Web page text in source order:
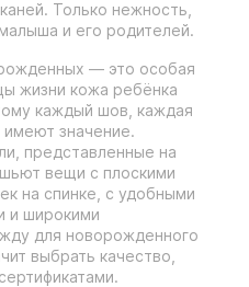
Только нежность,
и его родителей.
— это особая
жизни кожа ребёнка
каждый шов, каждая
имеют значение.
представленные на
вещи с плоскими
на спинке, с удобными
и широкими
для новорожденного
выбрать качество,